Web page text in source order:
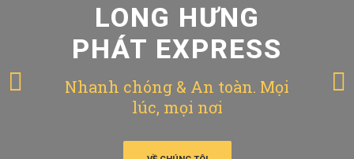
LONG HƯNG
PHÁT EXPRESS
Nhanh chóng & An toàn. Mọi
lúc, mọi nơi